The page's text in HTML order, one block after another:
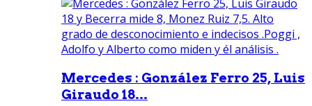
Mercedes : González Ferro 25, Luis
Giraudo 18...